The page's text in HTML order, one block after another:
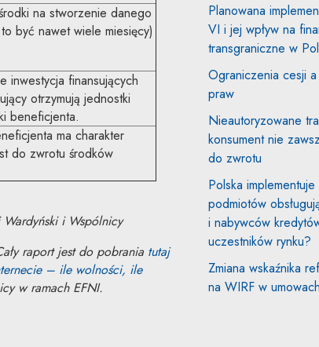
na stworzenie danego
być nawet wiele miesięcy)
inwestycja finansujących
otrzymują jednostki
beneficjenta.
ma charakter
do zwrotu środków
i Wspólnicy
raport jest do pobrania tutaj
– ile wolności, ile
w ramach EFNI.
Planowana
VI i jej wpływ na
transgraniczne w
Ograniczenia cesji
praw
Nieautoryzowane
konsument nie
do zwrotu
Polska
podmiotów
i nabywców
uczestników rynku?
Zmiana wskaźnika
na WIRF w